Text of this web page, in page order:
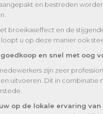
en bestreden
broeikaseffect en de
u op deze manier ook
goedkoop en snel met oog
zijn zeer
uitvoeren. Dit in combinatie
op de lokale ervaring